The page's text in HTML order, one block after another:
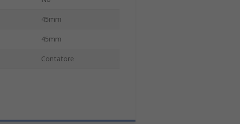
45mm
45mm
Contatore